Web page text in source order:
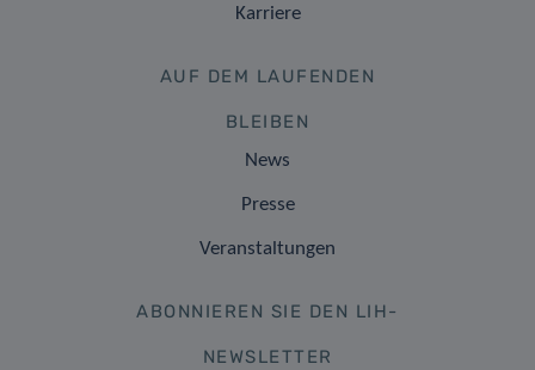
Karriere
AUF DEM LAUFENDEN
BLEIBEN
News
Presse
Veranstaltungen
ABONNIEREN SIE DEN LIH-
NEWSLETTER